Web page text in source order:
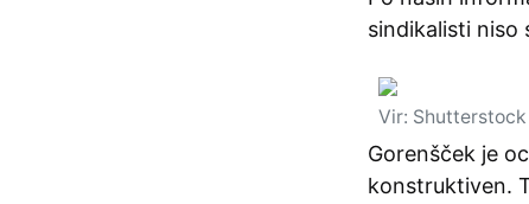
sindikalisti niso
Vir: Shutterstock
Gorenšček je
konstruktiven.